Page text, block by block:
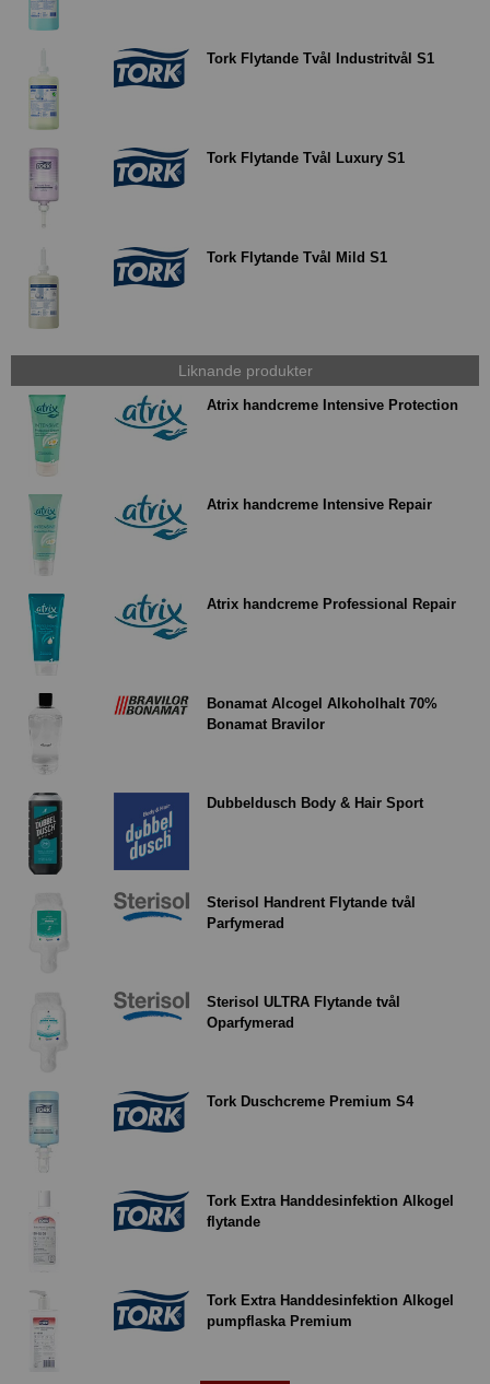
Tork Flytande Tvål Industritvål S1
Tork Flytande Tvål Luxury S1
Tork Flytande Tvål Mild S1
Liknande produkter
Atrix handcreme Intensive Protection
Atrix handcreme Intensive Repair
Atrix handcreme Professional Repair
Bonamat Alcogel Alkoholhalt 70%
Bonamat Bravilor
Dubbeldusch Body & Hair Sport
Sterisol Handrent Flytande tvål
Parfymerad
Sterisol ULTRA Flytande tvål
Oparfymerad
Tork Duschcreme Premium S4
Tork Extra Handdesinfektion Alkogel
flytande
Tork Extra Handdesinfektion Alkogel
pumpflaska Premium